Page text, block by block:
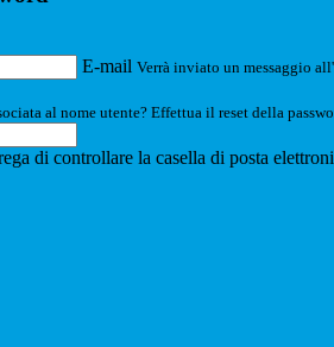
E-mail Verrà inviato un messaggio
al nome utente? Effettua il reset della
di controllare la casella di posta